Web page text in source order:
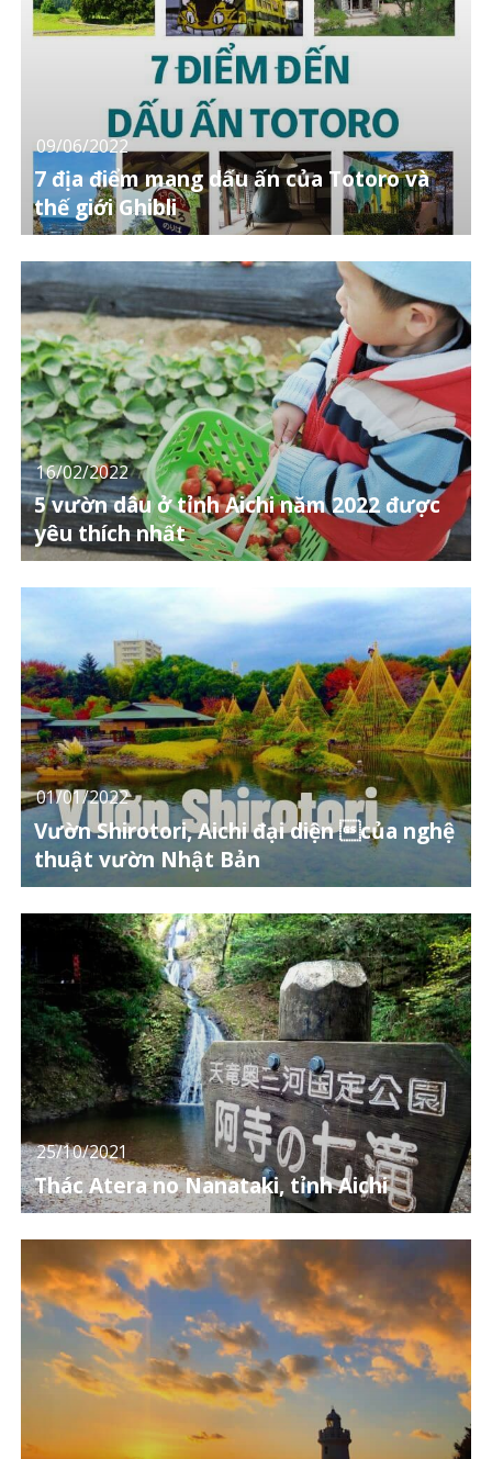
09/06/2022
7 địa điểm mang dấu ấn của Totoro và
thế giới Ghibli
16/02/2022
5 vườn dâu ở tỉnh Aichi năm 2022 được
yêu thích nhất
01/01/2022
Vườn Shirotori, Aichi đại diện của nghệ
thuật vườn Nhật Bản
25/10/2021
Thác Atera no Nanataki, tỉnh Aichi